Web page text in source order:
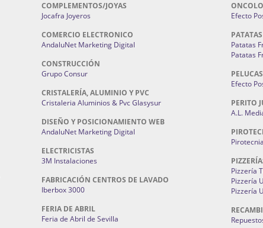
COMPLEMENTOS/JOYAS
Jocafra Joyeros
COMERCIO ELECTRONICO
AndaluNet Marketing Digital
CONSTRUCCIÓN
Grupo Consur
CRISTALERÍA, ALUMINIO Y PVC
Cristaleria Aluminios & Pvc Glasysur
DISEÑO Y POSICIONAMIENTO WEB
AndaluNet Marketing Digital
ELECTRICISTAS
3M Instalaciones
FABRICACIÓN CENTROS DE LAVADO
Iberbox 3000
FERIA DE ABRIL
Feria de Abril de Sevilla
Efecto
Patatas
Patatas
PELUCAS
Efecto
PERITO
A.L.
Pizzería
Pizzería
Pizzería